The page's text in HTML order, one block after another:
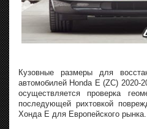
Кузовные размеры для
автомобилей Honda E (ZC)
осуществляется проверка
последующей рихтовкой
Хонда Е для Европейского рынка.